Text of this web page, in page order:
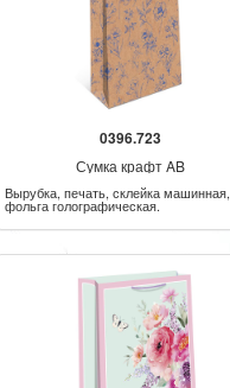
0396.723
Сумка крафт AB
Вырубка, печать, склейка машинная,
фольга голографическая.